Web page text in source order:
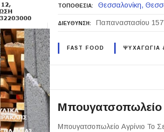
ΤΟΠΟΘΕΣΙΑ Θεσσαλονίκη
ΔΙΕΥΘΥΝΣΗ Παπαναστασίου
FAST FOOD ΨΥΧΑΓΩΓΙΑ
Μπουγατσοπωλείο
Μπουγατσοπωλείο Αγρίνιο Το